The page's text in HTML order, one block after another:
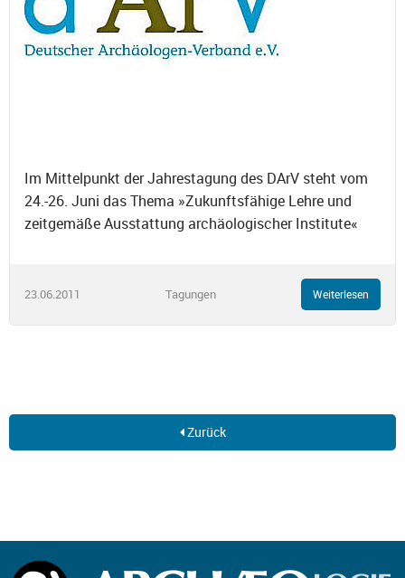
Im Mittelpunkt der Jahrestagung des DArV steht vom
24.-26. Juni das Thema »Zukunftsfähige Lehre und
zeitgemäße Ausstattung archäologischer Institute«
23.06.2011 Tagungen Weiterlesen
Zurück